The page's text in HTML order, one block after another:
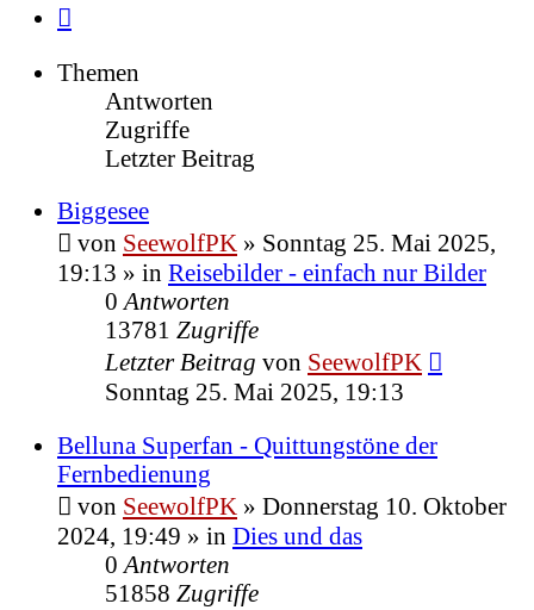
Themen
Antworten
Zugriffe
Letzter Beitrag
Biggesee
von SeewolfPK » Sonntag 25. Mai 2025,
19:13 » in Reisebilder - einfach nur Bilder
0 Antworten
13781 Zugriffe
Letzter Beitrag von SeewolfPK
Sonntag 25. Mai 2025, 19:13
Belluna Superfan - Quittungstöne der
Fernbedienung
von SeewolfPK » Donnerstag 10. Oktober
2024, 19:49 » in Dies und das
0 Antworten
51858 Zugriffe